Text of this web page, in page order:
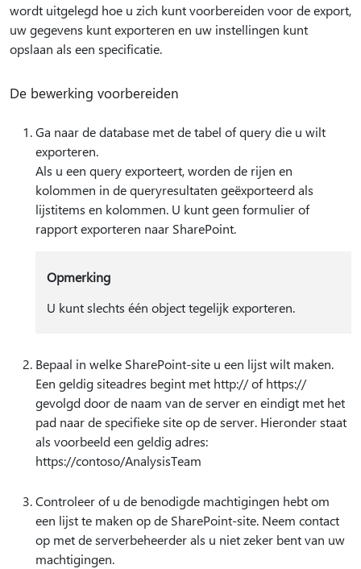
wordt uitgelegd hoe u zich kunt voorbereiden voor de export,
uw gegevens kunt exporteren en uw instellingen kunt
opslaan als een specificatie.
De bewerking voorbereiden
Ga naar de database met de tabel of query die u wilt
exporteren.
Als u een query exporteert, worden de rijen en
kolommen in de queryresultaten geëxporteerd als
lijstitems en kolommen. U kunt geen formulier of
rapport exporteren naar SharePoint.
Opmerking
U kunt slechts één object tegelijk exporteren.
Bepaal in welke SharePoint-site u een lijst wilt maken.
Een geldig siteadres begint met http:// of https://
gevolgd door de naam van de server en eindigt met het
pad naar de specifieke site op de server. Hieronder staat
als voorbeeld een geldig adres:
https://contoso/AnalysisTeam
Controleer of u de benodigde machtigingen hebt om
een lijst te maken op de SharePoint-site. Neem contact
op met de serverbeheerder als u niet zeker bent van uw
machtigingen.